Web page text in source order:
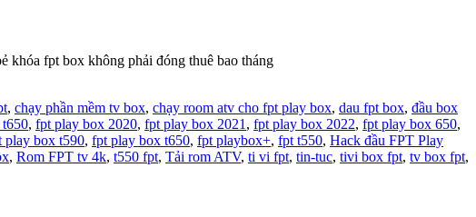
khóa fpt box không phải đóng thuê bao tháng
, chạy phần mềm tv box, chạy room atv cho fpt play box, dau fpt box, đầu box
, fpt play box 2020, fpt play box 2021 , fpt play box 2022, fpt play box 650,
play box t590, fpt play box t650, fpt playbox+, fpt t550, Hack đầu FPT Play
, Rom FPT tv 4k, t550 fpt, Tải rom ATV, ti vi fpt, tin-tuc, tivi box fpt, tv box fpt,